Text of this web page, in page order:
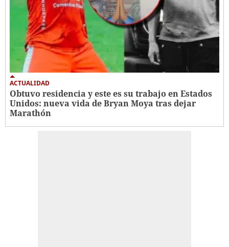
ACTUALIDAD
Obtuvo residencia y este es su trabajo en Estados
Unidos: nueva vida de Bryan Moya tras dejar
Marathón